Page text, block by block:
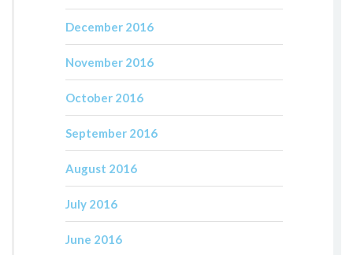
December 2016
November 2016
October 2016
September 2016
August 2016
July 2016
June 2016